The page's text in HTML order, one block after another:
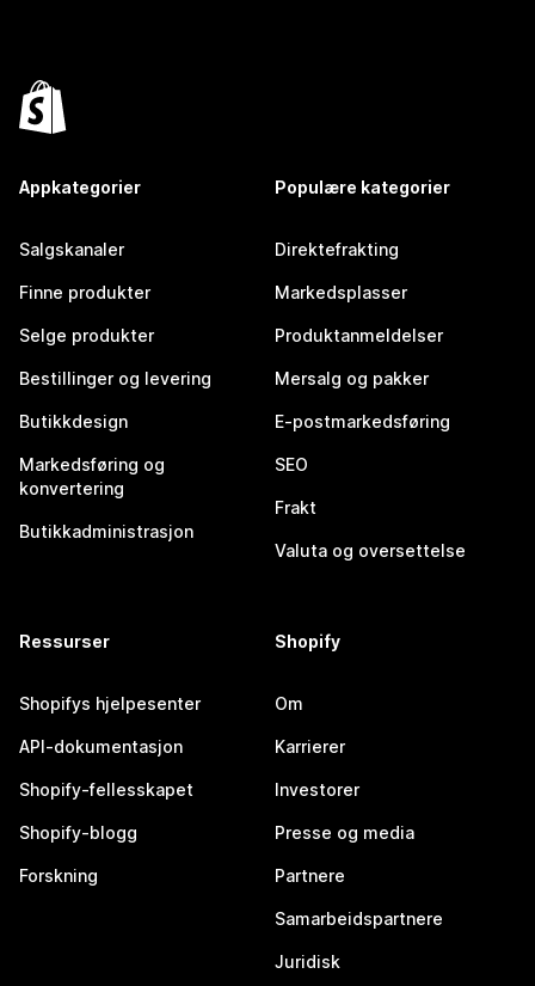
Appkategorier
Salgskanaler
Finne produkter
Selge produkter
Bestillinger og levering
Butikkdesign
Markedsføring og
konvertering
Butikkadministrasjon
Populære kategorier
Direktefrakting
Markedsplasser
Produktanmeldelser
Mersalg og pakker
E-postmarkedsføring
SEO
Frakt
Valuta og oversettelse
Ressurser
Shopifys hjelpesenter
API-dokumentasjon
Shopify-fellesskapet
Shopify-blogg
Forskning
Shopify
Om
Karrierer
Investorer
Presse og media
Partnere
Samarbeidspartnere
Juridisk